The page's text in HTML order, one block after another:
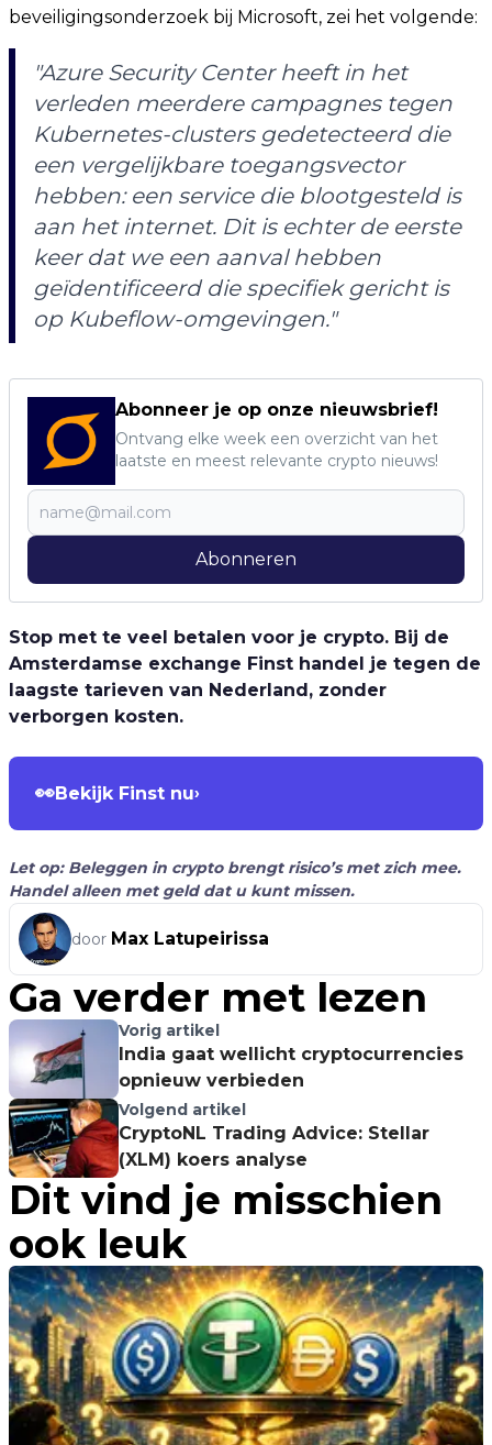
beveiligingsonderzoek bij Microsoft, zei het volgende:
"Azure Security Center heeft in het
verleden meerdere campagnes tegen
Kubernetes-clusters gedetecteerd die
een vergelijkbare toegangsvector
hebben: een service die blootgesteld is
aan het internet. Dit is echter de eerste
keer dat we een aanval hebben
geïdentificeerd die specifiek gericht is
op Kubeflow-omgevingen."
Abonneer je op onze nieuwsbrief!
Ontvang elke week een overzicht van het
laatste en meest relevante crypto nieuws!
Abonneren
Stop met te veel betalen voor je crypto. Bij de
Amsterdamse exchange Finst handel je tegen de
laagste tarieven van Nederland, zonder
verborgen kosten.
👀Bekijk Finst nu›
Let op: Beleggen in crypto brengt risico’s met zich mee.
Handel alleen met geld dat u kunt missen.
door Max Latupeirissa
Ga verder met lezen
Vorig artikel
India gaat wellicht cryptocurrencies
opnieuw verbieden
Volgend artikel
CryptoNL Trading Advice: Stellar
(XLM) koers analyse
Dit vind je misschien
ook leuk